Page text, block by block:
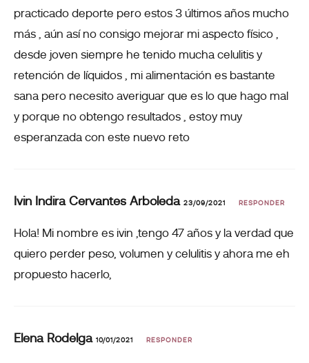
practicado deporte pero estos 3 últimos años mucho
más , aún así no consigo mejorar mi aspecto físico ,
desde joven siempre he tenido mucha celulitis y
retención de líquidos , mi alimentación es bastante
sana pero necesito averiguar que es lo que hago mal
y porque no obtengo resultados , estoy muy
esperanzada con este nuevo reto
Ivin Indira Cervantes Arboleda 23/09/2021 RESPONDER
Hola! Mi nombre es ivin ,tengo 47 años y la verdad que
quiero perder peso, volumen y celulitis y ahora me eh
propuesto hacerlo,
Elena Rodelga 10/01/2021 RESPONDER